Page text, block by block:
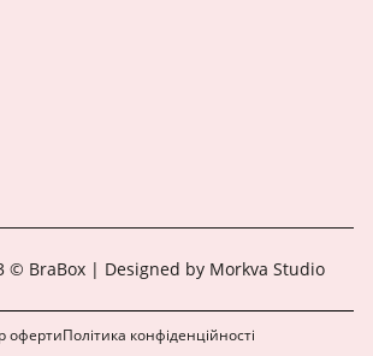
© BraBox | Designed by Morkva Studio
офертиПолітика конфіденційності